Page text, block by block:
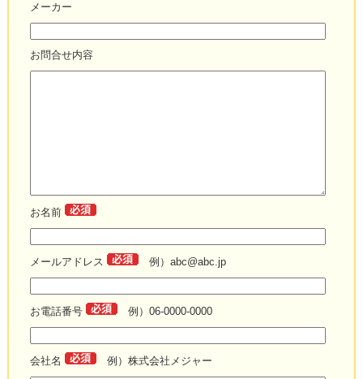
メーカー
お問合せ内容
お名前
メールアドレス 例）abc@abc.jp
お電話番号 例）06-0000-0000
会社名 例）株式会社メジャー